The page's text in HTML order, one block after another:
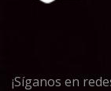
¡Síganos en